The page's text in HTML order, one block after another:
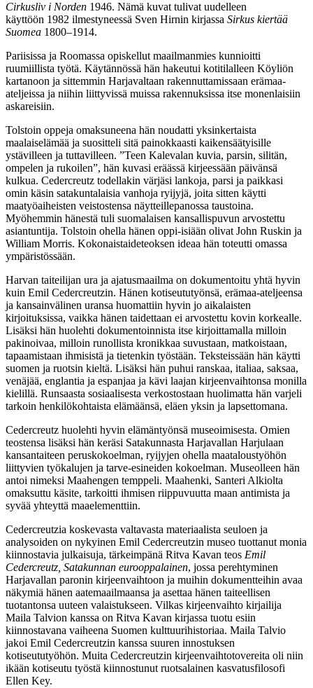
Cirkusliv i Norden 1946. Nämä kuvat tulivat uudelleen
käyttöön 1982 ilmestyneessä Sven Hirnin kirjassa Sirkus kiertää
Suomea 1800–1914.
Pariisissa ja Roomassa opiskellut maailmanmies kunnioitti
ruumiillista työtä. Käytännössä hän hakeutui kotitilalleen Köyliön
kartanoon ja sittemmin Harjavaltaan rakennuttamissaan erämaa-
ateljeissa ja niihin liittyvissä muissa rakennuksissa itse monenlaisiin
askareisiin.
Tolstoin oppeja omaksuneena hän noudatti yksinkertaista
maalaiselämää ja suositteli sitä painokkaasti kaikensäätyisille
ystävilleen ja tuttavilleen. ”Teen Kalevalan kuvia, parsin, silitän,
ompelen ja rukoilen”, hän kuvasi eräässä kirjeessään päivänsä
kulkua. Cedercreutz todellakin värjäsi lankoja, parsi ja paikkasi
omin käsin satakuntalaisia vanhoja ryijyjä, joita sitten käytti
maatyöaiheisten veistostensa näytteillepanossa taustoina.
Myöhemmin hänestä tuli suomalaisen kansallispuvun arvostettu
asiantuntija. Tolstoin ohella hänen oppi-isiään olivat John Ruskin ja
William Morris. Kokonaistaideteoksen ideaa hän toteutti omassa
ympäristössään.
Harvan taiteilijan ura ja ajatusmaailma on dokumentoitu yhtä hyvin
kuin Emil Cedercreutzin. Hänen kotiseututyönsä, erämaa-ateljeensa
ja kansainvälinen uransa huomattiin hyvin jo aikalaisten
kirjoituksissa, vaikka hänen taidettaan ei arvostettu kovin korkealle.
Lisäksi hän huolehti dokumentoinnista itse kirjoittamalla milloin
pakinoivaa, milloin runollista kronikkaa suvustaan, matkoistaan,
tapaamistaan ihmisistä ja tietenkin työstään. Teksteissään hän käytti
suomen ja ruotsin kieltä. Lisäksi hän puhui ranskaa, italiaa, saksaa,
venäjää, englantia ja espanjaa ja kävi laajan kirjeenvaihtonsa monilla
kielillä. Runsaasta sosiaalisesta verkostostaan huolimatta hän varjeli
tarkoin henkilökohtaista elämäänsä, eläen yksin ja lapsettomana.
Cedercreutz huolehti hyvin elämäntyönsä museoimisesta. Omien
teostensa lisäksi hän keräsi Satakunnasta Harjavallan Harjulaan
kansantaiteen peruskokoelman, ryijyjen ohella maataloustyöhön
liittyvien työkalujen ja tarve-esineiden kokoelman. Museolleen hän
antoi nimeksi Maahengen temppeli. Maahenki, Santeri Alkiolta
omaksuttu käsite, tarkoitti ihmisen riippuvuutta maan antimista ja
syvää yhteyttä maaelementtiin.
Cedercreutzia koskevasta valtavasta materiaalista seuloen ja
analysoiden on nykyinen Emil Cedercreutzin museo tuottanut monia
kiinnostavia julkaisuja, tärkeimpänä Ritva Kavan teos Emil
Cedercreutz, Satakunnan eurooppalainen, jossa perehtyminen
Harjavallan paronin kirjeenvaihtoon ja muihin dokumentteihin avaa
näkymiä hänen aatemaailmaansa ja asettaa hänen taiteellisen
tuotantonsa uuteen valaistukseen. Vilkas kirjeenvaihto kirjailija
Maila Talvion kanssa on Ritva Kavan kirjassa tuotu esiin
kiinnostavana vaiheena Suomen kulttuurihistoriaa. Maila Talvio
jakoi Emil Cedercreutzin kanssa suuren innostuksen
kotiseututyöhön. Muita Cedercreutzin kirjeenvaihtotovereita oli niin
ikään kotiseutu työstä kiinnostunut ruotsalainen kasvatusfilosofi
Ellen Key.